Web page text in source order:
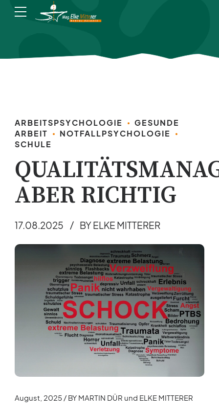
ARBEITSPSYCHOLOGIE
GESUNDE
ARBEIT
NOTFALLPSYCHOLOGIE
SCHULE
ABER RICHTIG
17.08.2025 BY ELKE MITTERER
August, 2025 / BY MARTIN DÜR und ELKE MITTERER